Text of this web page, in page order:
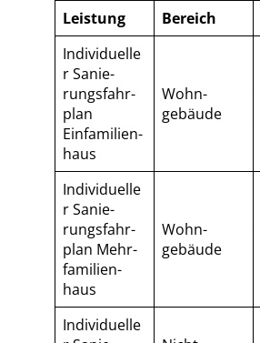
Leistung Bereich
Individuelle
r Sa­nie­
rungs­fahr­
plan
Einfamilien­
haus
Wohn­
gebäude
Individuelle
r Sa­nie­
rungs­fahr­
plan Mehr­
fa­mi­li­en­
haus
Wohn­
gebäude
Individuelle